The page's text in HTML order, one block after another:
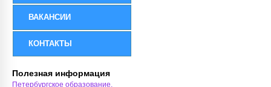
ВАКАНСИИ
КОНТАКТЫ
Полезная информация
Петербургское образование,